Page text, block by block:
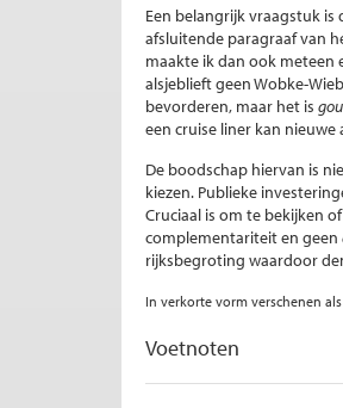
Een belangrijk vraagstuk
afsluitende paragraaf van
maakte ik dan ook meteen
alsjeblieft geen Wobke-
bevorderen, maar het is
een cruise liner kan nieuwe
De boodschap hiervan is
kiezen. Publieke
Cruciaal is om te bekijken
complementariteit en geen
rijksbegroting waardoor
In verkorte vorm verschenen
Voetnoten